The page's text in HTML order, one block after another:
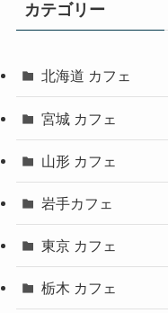
カテゴリー
北海道 カフェ
宮城 カフェ
山形 カフェ
岩手カフェ
東京 カフェ
栃木 カフェ